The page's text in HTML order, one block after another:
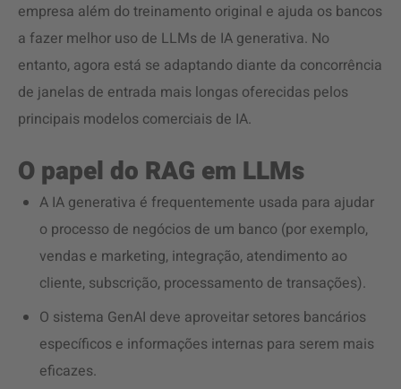
empresa além do treinamento original e ajuda os bancos
a fazer melhor uso de LLMs de IA generativa. No
entanto, agora está se adaptando diante da concorrência
de janelas de entrada mais longas oferecidas pelos
principais modelos comerciais de IA.
O papel do RAG em LLMs
A IA generativa é frequentemente usada para ajudar
o processo de negócios de um banco (por exemplo,
vendas e marketing, integração, atendimento ao
cliente, subscrição, processamento de transações).
O sistema GenAI deve aproveitar setores bancários
específicos e informações internas para serem mais
eficazes.